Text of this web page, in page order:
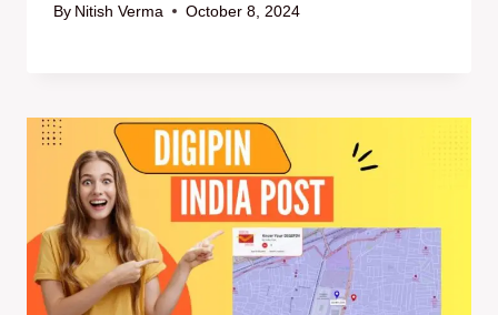
By Nitish Verma October 8, 2024